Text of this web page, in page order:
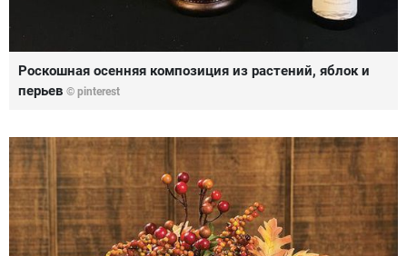
Роскошная осенняя композиция из растений, яблок и
перьев © pinterest